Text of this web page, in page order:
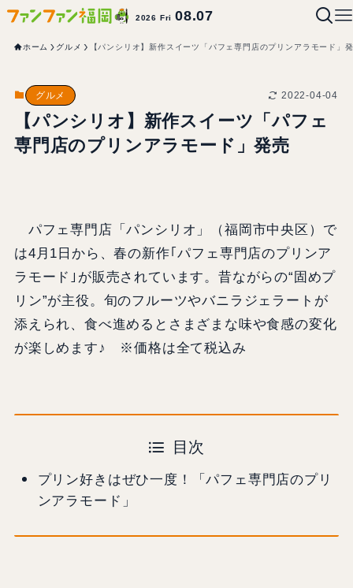
2026 Fri08.07
ホーム グルメ 【パンシリオ】新作スイーツ「パフェ専門店のプリンアラモード」
グルメ 2022-04-04
【パンシリオ】新作スイーツ「パフェ
専門店のプリンアラモード」発売
パフェ専門店「パンシリオ」（福岡市中央区）で
は4月1日から、春の新作｢パフェ専門店のプリンア
ラモード｣が販売されています。昔ながらの“固めプ
リン”が主役。旬のフルーツやバニラジェラートが
添えられ、食べ進めるとさまざまな味や食感の変化
が楽しめます♪ ※価格は全て税込み
目次
プリン好きはぜひ一度！「パフェ専門店のプリ
ンアラモード」